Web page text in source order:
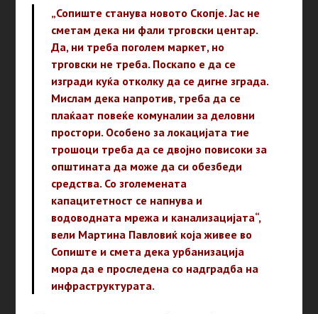
„Сопиште станува новото Скопје. Јас не
сметам дека ни фали трговски центар.
Да, ни треба поголем маркет, но
трговски не треба. Поскапо е да се
изгради куќа отколку да се дигне зграда.
Мислам дека напротив, треба да се
плаќаат повеќе комуналии за деловни
простори. Особено за локацијата тие
трошоци треба да се двојно повисоки за
општината да може да си обезбеди
средства. Со зголемената
капацитетност се напнува и
водоводната мрежа и канализацијата“,
вели Мартина Павловиќ која живее во
Сопиште и смета дека урбанизација
мора да е проследена со надградба на
инфраструктурата.